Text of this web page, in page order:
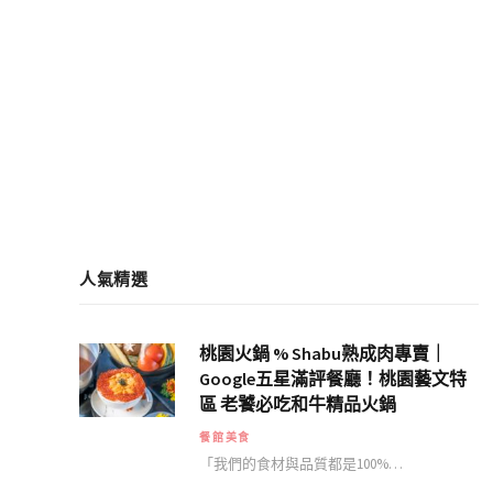
人氣精選
桃園火鍋 % Shabu熟成肉專賣｜
Google五星滿評餐廳！桃園藝文特
區 老饕必吃和牛精品火鍋
餐館美食
「我們的食材與品質都是100%…